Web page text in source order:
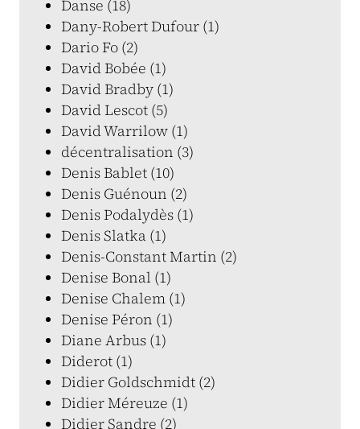
Danse (18)
Dany-Robert Dufour (1)
Dario Fo (2)
David Bobée (1)
David Bradby (1)
David Lescot (5)
David Warrilow (1)
décentralisation (3)
Denis Bablet (10)
Denis Guénoun (2)
Denis Podalydès (1)
Denis Slatka (1)
Denis-Constant Martin (2)
Denise Bonal (1)
Denise Chalem (1)
Denise Péron (1)
Diane Arbus (1)
Diderot (1)
Didier Goldschmidt (2)
Didier Méreuze (1)
Didier Sandre (2)